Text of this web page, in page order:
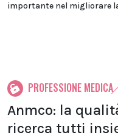
importante nel migliorare
PROFESSIONE MEDICA
Anmco: la
ricerca tutti